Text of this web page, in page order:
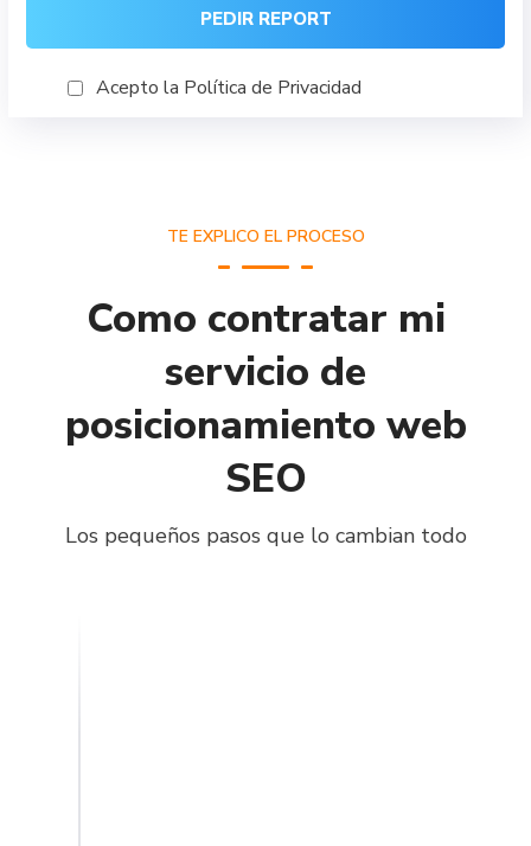
Acepto la Política de Privacidad
TE EXPLICO EL PROCESO
Como contratar mi
servicio de
posicionamiento web
SEO
Los pequeños pasos que lo cambian todo